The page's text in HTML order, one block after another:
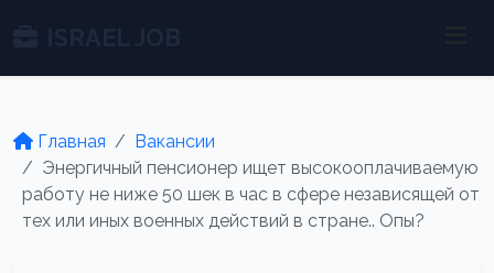
Главная
Вакансии
Энергичный пенсионер ищет высокооплачиваемую
работу не ниже 50 шек в час в сфере независящей от
тех или иных военных действий в стране.. Опы?